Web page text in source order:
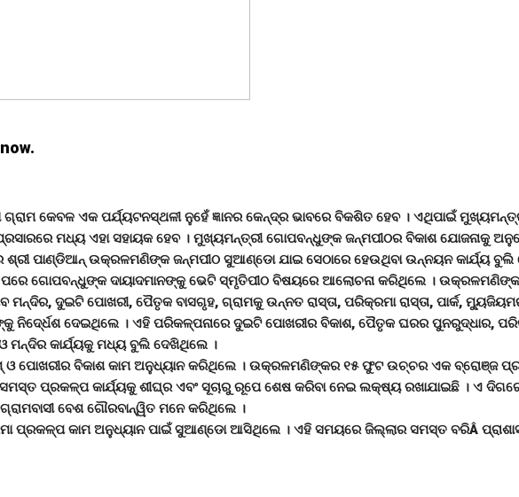
କେବଳ ଏକ ପର୍ଯ୍ୟଟନସ୍ଥଳୀ ନୁହେଁ ଜ୍ଞାନର କେନ୍ଦ୍ର ଭାବରେ ବିକଶିତ ହେବ । ଏଥିପାଇଁ
ମଧ୍ୟ ଏହା ସହାୟକ ହେବ । ମୁଖ୍ୟମନ୍ତ୍ରୀ ଗୋପବନ୍ଧୁଙ୍କ ଜନ୍ମପୀଠର ବିକାଶ ଯୋଜନାକୁ
ପାଣ୍ଡିଆନ୍ ଉକ୍ରଳମଣିଙ୍କ ଜନ୍ମପୀଠ ସୁଆଣ୍ଡୋ ଯାଇ ସେଠାରେ ହେଉଥିବା ଉନ୍ନୟନ କାର୍ଯ୍ୟ ବୁଲି
ଗୋପବନ୍ଧୁଙ୍କ ଦାୟାଦମାନଙ୍କୁ ଭେଟି ସ୍ମୃତିପୀଠ ବିଷୟରେ ଆଲୋଚନା କରିଥିଲେ । ଉକ୍ରଳମଣିଙ୍କ
ମନ୍ଦିର, ଦୁଇଟି ପୋଖରୀ, ପୈତୃକ ବାସଗୃହ, ଗ୍ରାମକୁ ଉନ୍ନତ ରାସ୍ତା, ପରିକ୍ରମା ରାସ୍ତା, ପାର୍କ,
ନିଦେ୍ର୍ଧଶ ଦେଇଥିଲେ । ଏହି ପରିକଳ୍ପନାରେ ଦୁଇଟି ପୋଖରୀର ବିକାଶ, ପୈତୃକ ଘରର ପୁନରୁଦ୍ଧାର,
ଓ ମନ୍ଦିର କାର୍ଯ୍ୟକୁ ମଧ୍ୟ ବୁଲି ଦେଖିଥିଲେ ।
ବିକାଶ କାମ ଅନୁଧ୍ୟାନ କରିଥିଲେ । ଉକ୍ରଳମଣିଙ୍କର ୧୫ ଫୁଟ ଉଚ୍ଚର ଏକ ବ୍ରୋଞ୍ଜ
ପ୍ରକଳ୍ପ କାର୍ଯ୍ୟକୁ ଶୀଘ୍ର ଏବଂ ସୂଚାରୁ ରୂପେ ଶେଷ କରିବା ନେଇ ଲକ୍ଷ୍ୟ ରଖାଯାଇଛି । ଏ
ବେଶ ଗୌରବାନ୍ୱିତ ମନେ କରିଥିଲେ ।
ପ୍ରକଳ୍ପ କାମ ଅନୁଧ୍ୟାନ ପାଇଁ ସୁଆଣ୍ଡୋ ଆସିଥିଲେ । ଏହି ସମୟରେ ଜିଲ୍ଲାର ସମସ୍ତ ବରିÂ